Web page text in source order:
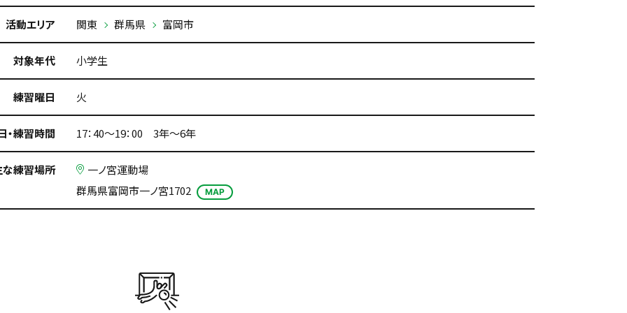
活動エリア 関東 群馬県 富岡市
対象年代 小学生
練習曜日 火
・練習時間 17：40～19：00 3年～6年
な練習場所
一ノ宮運動場
群馬県富岡市一ノ宮1702
MAP